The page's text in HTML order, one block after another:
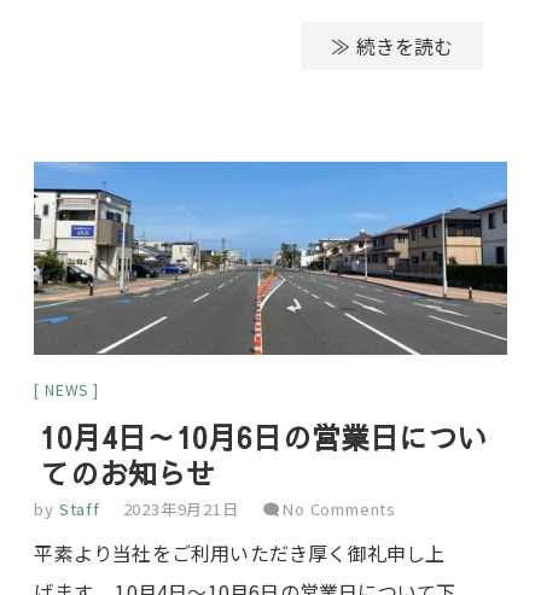
≫ 続きを読む
NEWS
10月4日～10月6日の営業日につい
てのお知らせ
by Staff 2023年9月21日 No Comments
平素より当社をご利用いただき厚く御礼申し上